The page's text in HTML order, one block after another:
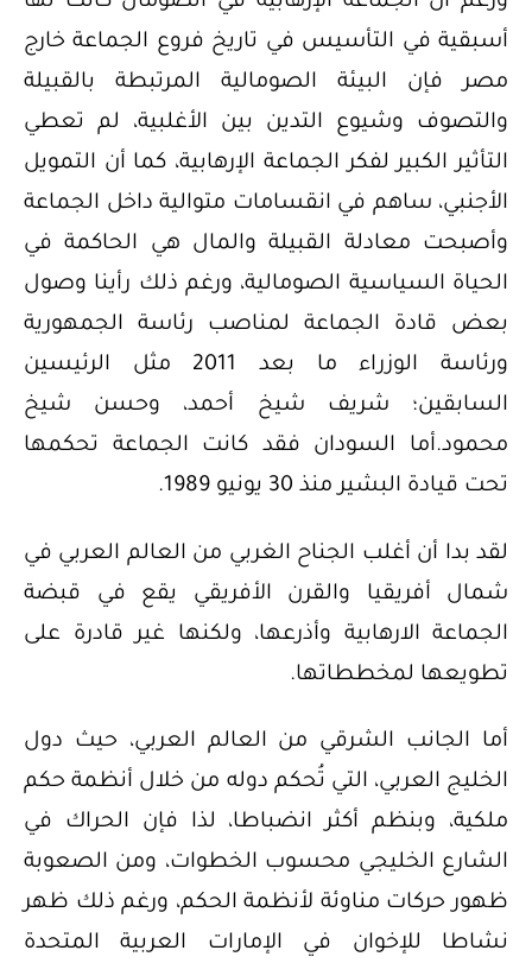
أسبقية في التأسيس في تاريخ فروع الجماعة خارج
مصر فإن البيئة الصومالية المرتبطة بالقبيلة
والتصوف وشيوع التدين بين الأغلبية، لم تعطي
التأثير الكبير لفكر الجماعة الإرهابية، كما أن التمويل
الأجنبي، ساهم في انقسامات متوالية داخل الجماعة
وأصبحت معادلة القبيلة والمال هي الحاكمة في
الحياة السياسية الصومالية، ورغم ذلك رأينا وصول
بعض قادة الجماعة لمناصب رئاسة الجمهورية
ورئاسة الوزراء ما بعد 2011 مثل الرئيسين
السابقين؛ شريف شيخ أحمد، وحسن شيخ
محمود.أما السودان فقد كانت الجماعة تحكمها
تحت قيادة البشير منذ 30 يونيو 1989.
لقد بدا أن أغلب الجناح الغربي من العالم العربي في
شمال أفريقيا والقرن الأفريقي يقع في قبضة
الجماعة الارهابية وأذرعها، ولكنها غير قادرة على
تطويعها لمخططاتها.
أما الجانب الشرقي من العالم العربي، حيث دول
الخليج العربي، التي تُحكم دوله من خلال أنظمة حكم
ملكية، وبنظم أكثر انضباطا، لذا فإن الحراك في
الشارع الخليجي محسوب الخطوات، ومن الصعوبة
ظهور حركات مناوئة لأنظمة الحكم، ورغم ذلك ظهر
نشاطا للإخوان في الإمارات العربية المتحدة